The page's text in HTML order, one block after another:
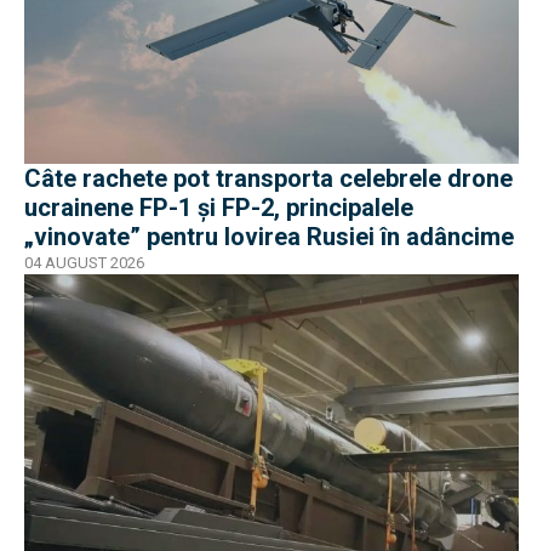
Câte rachete pot transporta celebrele drone
ucrainene FP-1 și FP-2, principalele
„vinovate” pentru lovirea Rusiei în adâncime
04 AUGUST 2026